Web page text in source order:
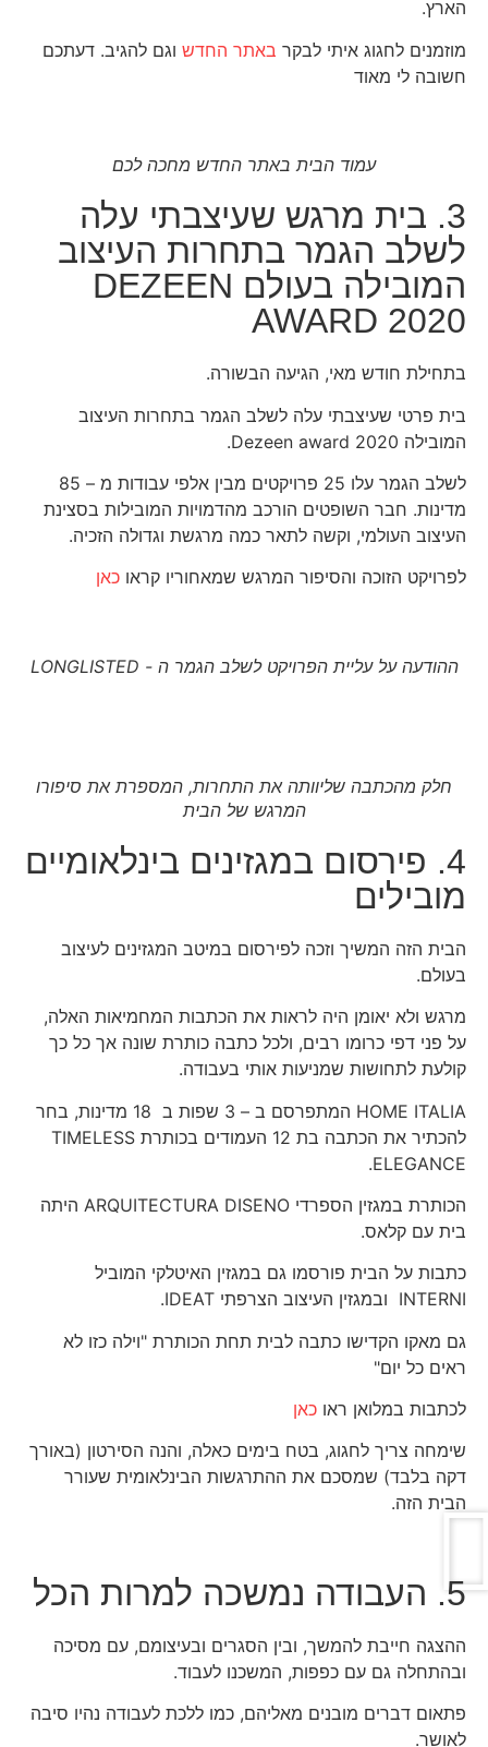
הארץ.
מוזמנים לחגוג איתי לבקר באתר החדש וגם להגיב. דעתכם
חשובה לי מאוד
עמוד הבית באתר החדש מחכה לכם
3. בית מרגש שעיצבתי עלה
לשלב הגמר בתחרות העיצוב
המובילה בעולם DEZEEN
AWARD 2020
בתחילת חודש מאי, הגיעה הבשורה.
בית פרטי שעיצבתי עלה לשלב הגמר בתחרות העיצוב
המובילה Dezeen award 2020.
לשלב הגמר עלו 25 פרויקטים מבין אלפי עבודות מ – 85
מדינות. חבר השופטים הורכב מהדמויות המובילות בסצינת
העיצוב העולמי, וקשה לתאר כמה מרגשת וגדולה הזכיה.
לפרויקט הזוכה והסיפור המרגש שמאחוריו קראו כאן
ההודעה על עליית הפרויקט לשלב הגמר ה - LONGLISTED
חלק מהכתבה שליוותה את התחרות, המספרת את סיפורו
המרגש של הבית
4. פירסום במגזינים בינלאומיים
מובילים
הבית הזה המשיך וזכה לפירסום במיטב המגזינים לעיצוב
בעולם.
מרגש ולא יאומן היה לראות את הכתבות המחמיאות האלה,
על פני דפי כרומו רבים, ולכל כתבה כותרת שונה אך כל כך
קולעת לתחושות שמניעות אותי בעבודה.
HOME ITALIA המתפרסם ב – 3 שפות ב 18 מדינות, בחר
להכתיר את הכתבה בת 12 העמודים בכותרת TIMELESS
ELEGANCE.
הכותרת במגזין הספרדי ARQUITECTURA DISENO היתה
בית עם קלאס.
כתבות על הבית פורסמו גם במגזין האיטלקי המוביל
INTERNI ובמגזין העיצוב הצרפתי IDEAT.
גם מאקו הקדישו כתבה לבית תחת הכותרת "וילה כזו לא
ראים כל יום"
לכתבות במלואן ראו כאן
שימחה צריך לחגוג, בטח בימים כאלה, והנה הסירטון (באורך
דקה בלבד) שמסכם את ההתרגשות הבינלאומית שעורר
הבית הזה.
5. העבודה נמשכה למרות הכל
ההצגה חייבת להמשך, ובין הסגרים ובעיצומם, עם מסיכה
ובהתחלה גם עם כפפות, המשכנו לעבוד.
פתאום דברים מובנים מאליהם, כמו ללכת לעבודה נהיו סיבה
לאושר.